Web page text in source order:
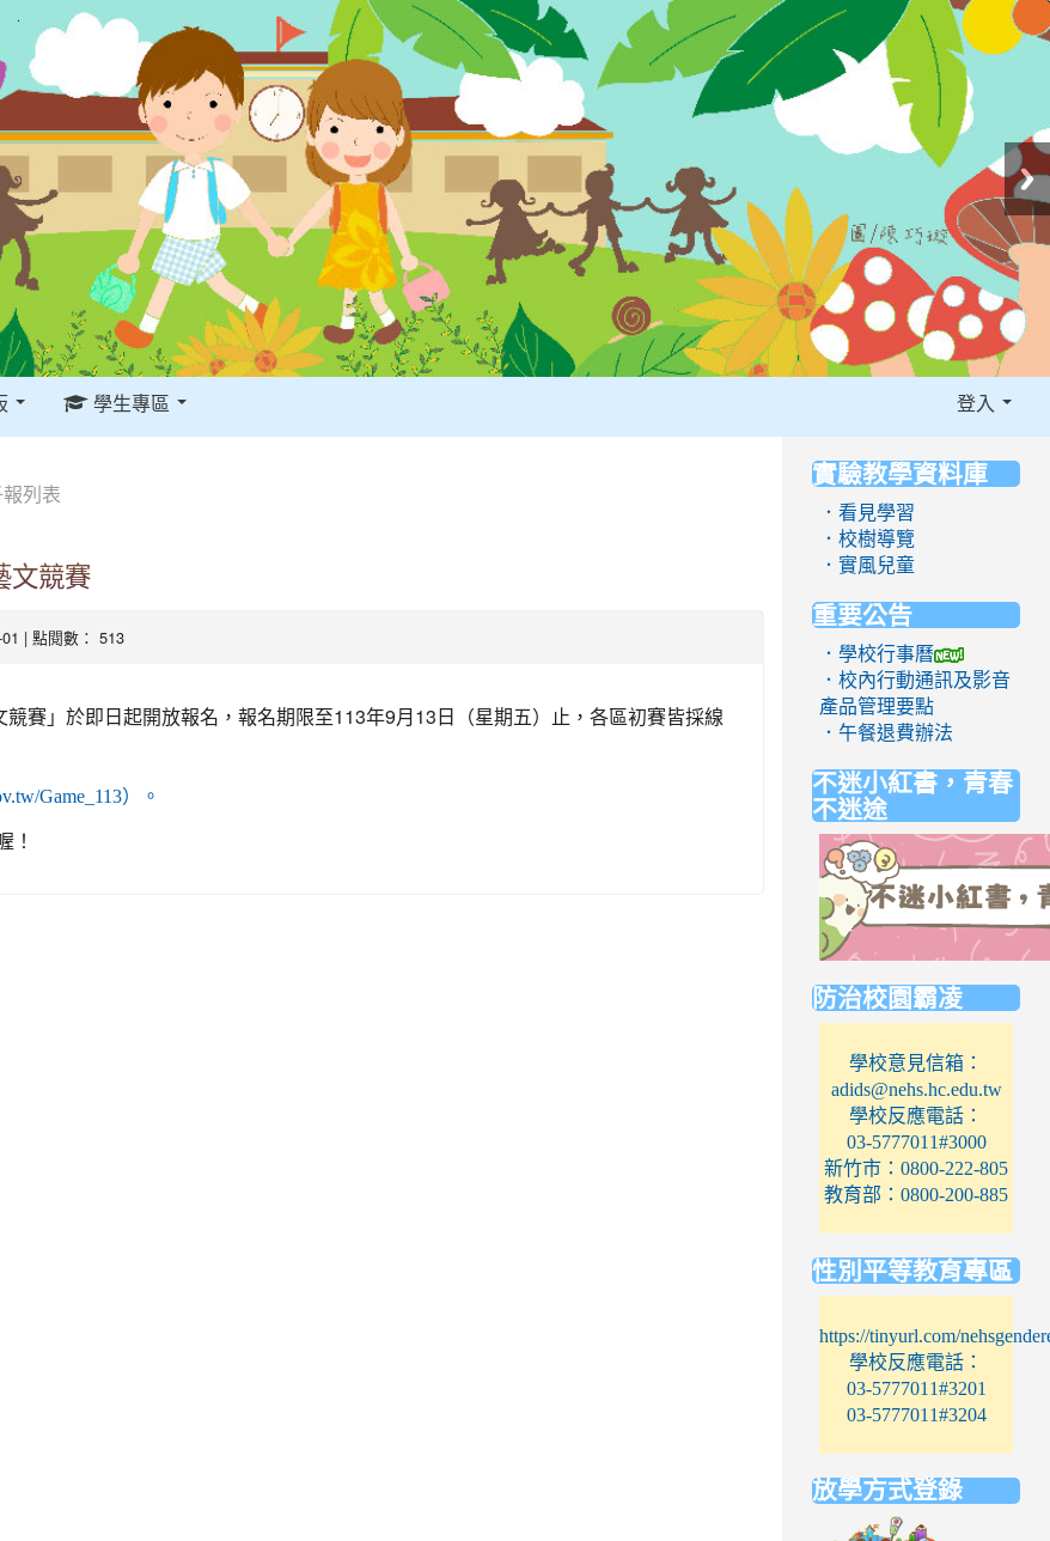
學生專區 登入
報列表
文競賽
| 點閱數： 513
競賽」於即日起開放報名，報名期限至113年9月13日（星期五）止，各區初賽皆採線
Game_113）。
！
實驗教學資料庫
．看見學習
．校樹導覽
．實風兒童
重要公告
．學校行事曆
．校內行動通訊及影音
產品管理要點
．午餐退費辦法
不迷小紅書，青春
不迷途
to
https://eliteracy.edu.tw/
防治校園霸凌
學校意見信箱：
adids@nehs.hc.edu.tw
學校反應電話：
03-5777011#3000
新竹市：0800-222-805
教育部：0800-200-885
性別平等教育專區
https://tinyurl.com/
學校反應電話：
03-5777011#3201
03-5777011#3204
放學方式登錄